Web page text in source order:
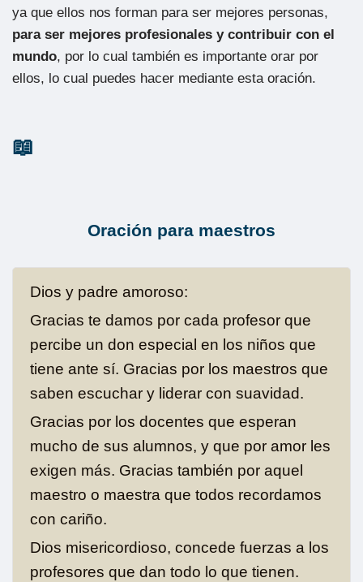
ya que ellos nos forman para ser mejores personas,
para ser mejores profesionales y contribuir con el
mundo, por lo cual también es importante orar por
ellos, lo cual puedes hacer mediante esta oración.
Oración para maestros
Dios y padre amoroso:
Gracias te damos por cada profesor que
percibe un don especial en los niños que
tiene ante sí. Gracias por los maestros que
saben escuchar y liderar con suavidad.
Gracias por los docentes que esperan
mucho de sus alumnos, y que por amor les
exigen más. Gracias también por aquel
maestro o maestra que todos recordamos
con cariño.
Dios misericordioso, concede fuerzas a los
profesores que dan todo lo que tienen.